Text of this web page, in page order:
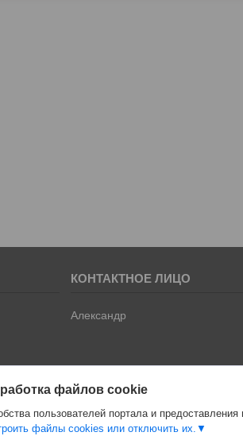
Александр
файлов cookie
пользователей портала и
файлы cookies или отключить их.